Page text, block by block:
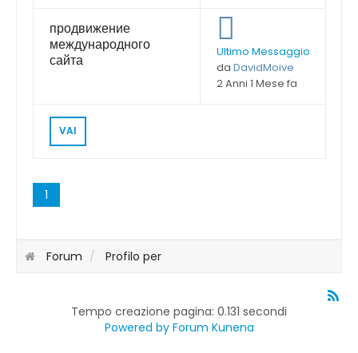
VAI
продвижение
международного
сайта
Ultimo Messaggio
da DavidMoive
2 Anni 1 Mese fa
1
Forum Profilo per
Tempo creazione pagina: 0.131 secondi
Powered by Forum Kunena